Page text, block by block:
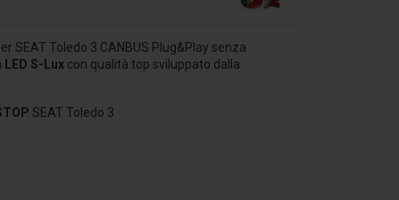
SEAT Toledo 3 CANBUS Plug&Play senza
LED S-Lux con qualità top sviluppato dalla
SEAT Toledo 3